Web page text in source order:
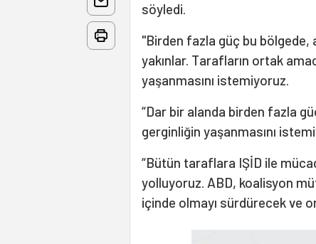
söyledi.
"Birden fazla güç bu
yakınlar. Tarafların ortak
yaşanmasını istemiyoruz.
“Dar bir alanda birden fazla
gerginliğin yaşanmasını
“Bütün taraflara IŞİD ile
yolluyoruz. ABD, koalisyon
içinde olmayı sürdürecek ve